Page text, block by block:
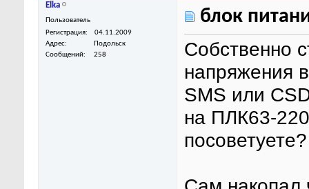
Elka
Пользователь
Регистрация
04.11.2009
Адрес
Подольск
Сообщений
258
блок
Собственно
напряжения
SMS или
на ПЛК63-
посоветуете?